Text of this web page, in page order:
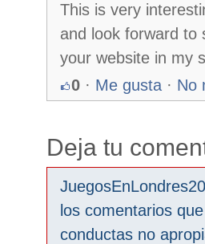
This is very
and look forward to
your website in my
0 · Me gusta · No
Deja tu
los comentarios
conductas no